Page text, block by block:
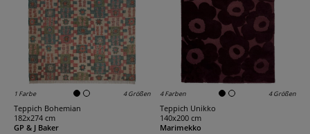
1 Farbe 4 Größen
Teppich Bohemian
182x274 cm
GP & J Baker
4 Farben 4 Größen
Teppich Unikko
140x200 cm
Marimekko